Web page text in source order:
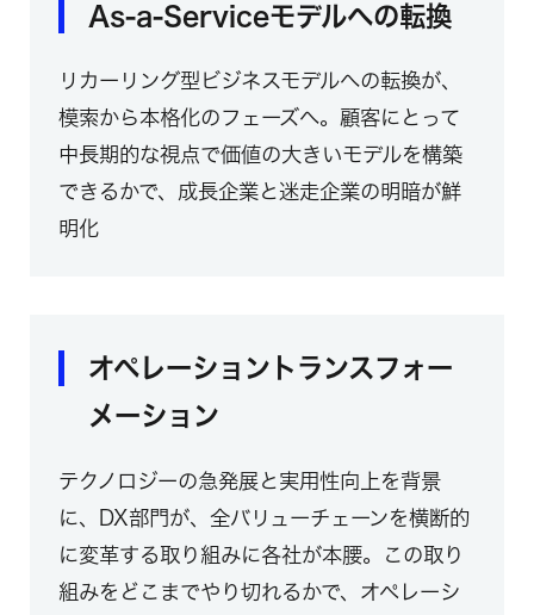
As-a-Serviceモデルへの転換
リカーリング型ビジネスモデルへの転換が、
模索から本格化のフェーズへ。顧客にとって
中長期的な視点で価値の大きいモデルを構築
できるかで、成長企業と迷走企業の明暗が鮮
明化
オペレーショントランスフォー
メーション
テクノロジーの急発展と実用性向上を背景
に、DX部門が、全バリューチェーンを横断的
に変革する取り組みに各社が本腰。この取り
組みをどこまでやり切れるかで、オペレーシ